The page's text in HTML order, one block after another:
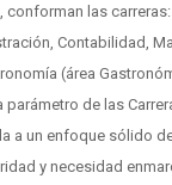
las
Contabilidad,
(área
de las
a un enfoque sólido
y necesidad